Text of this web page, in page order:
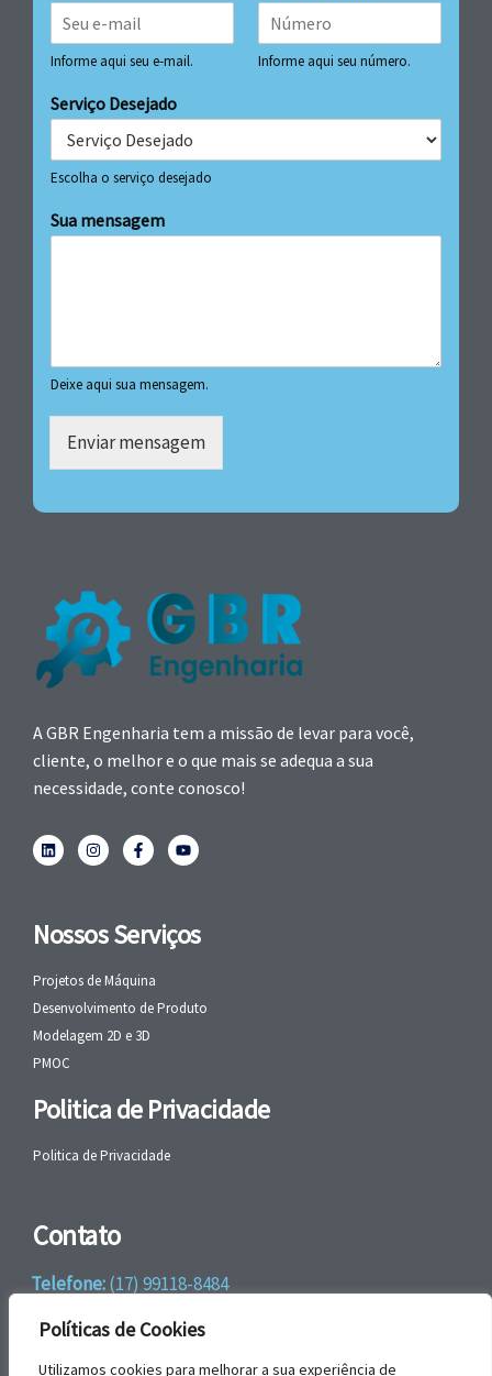
Políticas de Cookies
Utilizamos cookies para melhorar a sua experiência de
Informe aqui seu e-mail. Informe aqui seu número.
Serviço Desejado
Escolha o serviço desejado
Sua mensagem
Deixe aqui sua mensagem.
Enviar mensagem
A GBR Engenharia tem a missão de levar para você,
cliente, o melhor e o que mais se adequa a sua
necessidade, conte conosco!
Nossos Serviços
Projetos de Máquina
Desenvolvimento de Produto
Modelagem 2D e 3D
PMOC
Politica de Privacidade
Politica de Privacidade
Contato
Telefone:(17) 99118-8484
WhatsApp:+55 (17) 99118-8484
email:faleconosco@gbrengenharia.com